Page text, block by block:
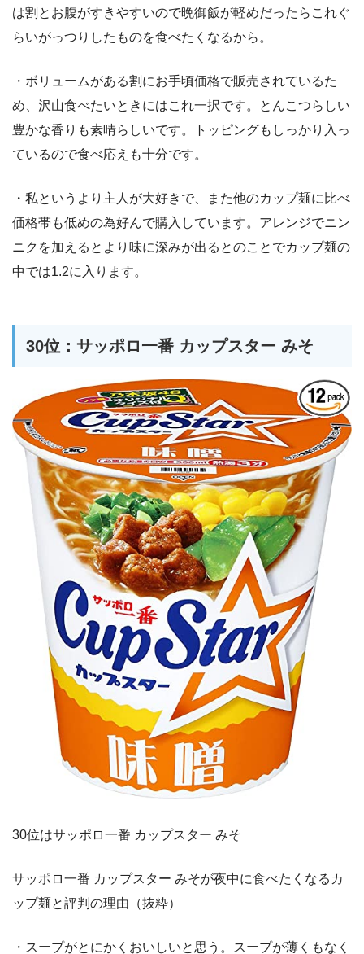
は割とお腹がすきやすいので晩御飯が軽めだったらこれぐ
らいがっつりしたものを食べたくなるから。
・ボリュームがある割にお手頃価格で販売されているた
め、沢山食べたいときにはこれ一択です。とんこつらしい
豊かな香りも素晴らしいです。トッピングもしっかり入っ
ているので食べ応えも十分です。
・私というより主人が大好きで、また他のカップ麺に比べ
価格帯も低めの為好んで購入しています。アレンジでニン
ニクを加えるとより味に深みが出るとのことでカップ麺の
中では1.2に入ります。
30位：サッポロ一番 カップスター みそ
30位はサッポロ一番 カップスター みそ
サッポロ一番 カップスター みそが夜中に食べたくなるカ
ップ麺と評判の理由（抜粋）
・スープがとにかくおいしいと思う。スープが薄くもなく